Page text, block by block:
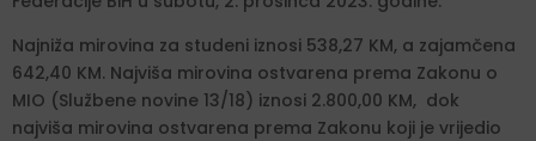
Najniža mirovina za studeni iznosi 538,27 KM, a zajamčena
642,40 KM. Najviša mirovina ostvarena prema Zakonu o
MIO (Službene novine 13/18) iznosi 2.800,00 KM, dok
najviša mirovina ostvarena prema Zakonu koji je vrijedio